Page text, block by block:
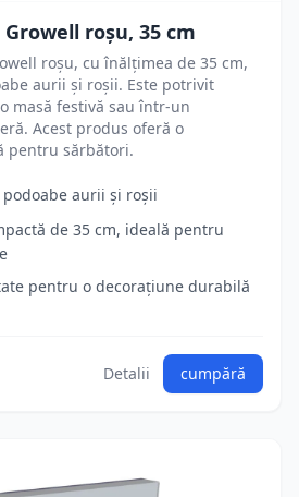
roșu, 35 cm
roșu, cu înălțimea de 35 cm,
aurii și roșii. Este potrivit
masă festivă sau într-un
Acest produs oferă o
pentru sărbători.
aurii și roșii
de 35 cm, ideală pentru
pentru o decorațiune durabilă
Detalii cumpără